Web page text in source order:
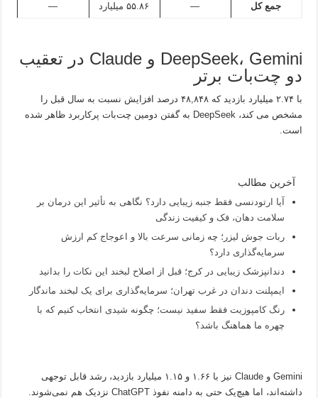
جمع کل — ۵۵.۸۶ میلیارد —
DeepSeek، Gemini و Claude در تعقیب
دو چت‌بات برتر
با ۲.۷۴ میلیارد بازدید که ۴۸,۸۴۸ درصد افزایش نسبت به سال قبل را
مشخص می کند، DeepSeek به گفتن دومین چت‌بات پرکاربرد ظاهر شده
است.
آخرین مطالب
آیا ارتودنسی فقط جنبه زیبایی دارد؟ نگاهی به تأثیر این درمان بر
سلامت دهان، فک و کیفیت زندگی
ربات جوش لیزر؛ چه زمانی سرعت بالا و اعوجاج کم ارزش
سرمایه‌گذاری دارد؟
دندانپزشک زیبایی در کرج؛ قبل از اصلاح لبخند این نکات را بدانید
ایمپلنت دندان در غرب تهران؛ سرمایه‌گذاری برای یک لبخند ماندگار
رنگ کامپوزیت فقط سفید نیست؛ چگونه شیدی انتخاب کنیم که با
چهره ما هماهنگ باشد؟
Gemini و Claude نیز با ۱.۶۶ و ۱.۱۵ میلیارد بازدید، رشد قابل توجهی
داشته‌اند، اما هیچ‌یک حتی به دامنه نفوذ ChatGPT نزدیک هم نمی‌شوند.